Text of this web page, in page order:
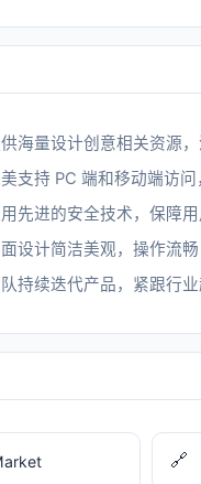
海量设计创意相关资源
支持 PC 端和移动端访
先进的安全技术，保障
设计简洁美观，操作流
持续迭代产品，紧跟行
🔗